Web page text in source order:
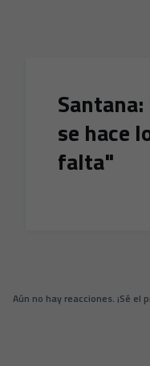
se hace
falta"
Aún no hay reacciones. ¡Sé el